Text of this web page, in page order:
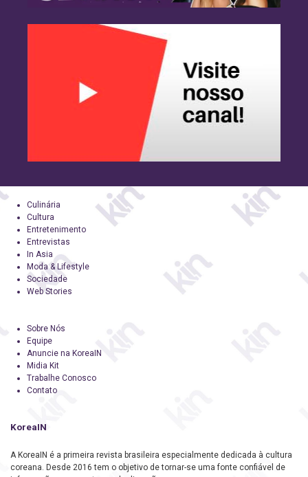
Culinária
Cultura
Entretenimento
Entrevistas
In Asia
Moda & Lifestyle
Sociedade
Web Stories
Sobre Nós
Equipe
Anuncie na KoreaIN
Midia Kit
Trabalhe Conosco
Contato
KoreaIN
A KoreaIN é a primeira revista brasileira especialmente dedicada à cultura
coreana. Desde 2016 tem o objetivo de tornar-se uma fonte confiável de